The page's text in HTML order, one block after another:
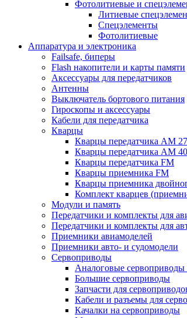
Фотолитиевые и
Литиевые
Спецэлементы
Фотолитиевые
Аппаратура и электроника
Failsafe, биперы
Flash накопители и карты памяти
Аксессуары для передатчиков
Антенны
Выключатель бортового питания
Гироскопы и аксессуары
Кабели для передатчика
Кварцы
Кварцы передатчика AM
Кварцы передатчика AM
Кварцы передатчика FM
Кварцы приемника FM
Кварцы приемника
Комплект кварцев
Модули и память
Передатчики и комплекты для
Передатчики и комплекты для
Приемники авиамоделей
Приемники авто- и судомодели
Сервоприводы
Аналоговые сервоприводы
Большие сервоприводы
Запчасти для
Кабели и разъемы для
Качалки на сервоприводы